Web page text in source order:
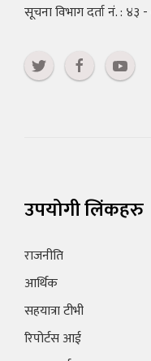
सूचना विभाग दर्ता नं. :
उपयोगी लिंकहरु
राजनीति
आर्थिक
सहयात्रा टीभी
रिपोर्टस आई